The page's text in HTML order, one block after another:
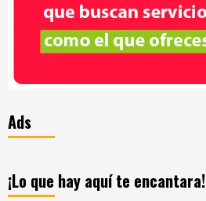
Ads
¡Lo que hay aquí te encantara!